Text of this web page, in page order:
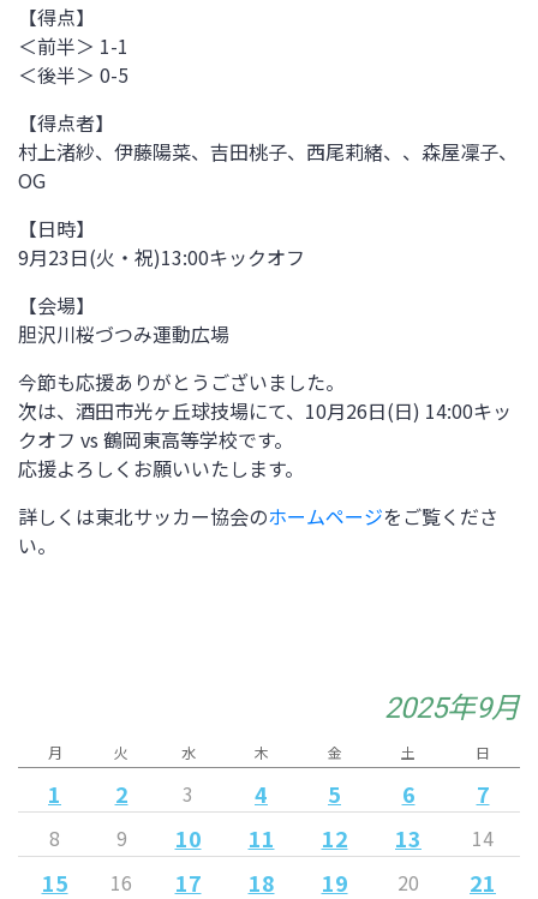
【得点】
＜前半＞ 1-1
＜後半＞ 0-5
【得点者】
村上渚紗、伊藤陽菜、吉田桃子、西尾莉緒、、森屋凜子、
OG
【日時】
9月23日(火・祝)13:00キックオフ
【会場】
胆沢川桜づつみ運動広場
今節も応援ありがとうございました。
次は、酒田市光ヶ丘球技場にて、 10月26日(日) 14:00キッ
クオフ vs 鶴岡東高等学校です。
応援よろしくお願いいたします。
詳しくは東北サッカー協会のホームページをご覧くださ
い。
2025年9月
月 火 水 木 金 土 日
1 2 3 4 5 6 7
8 9 10 11 12 13 14
15 16 17 18 19 20 21